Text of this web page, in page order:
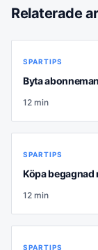
Relaterade
SPARTIPS
Byta
12 min
SPARTIPS
Köpa
12 min
SPARTIPS